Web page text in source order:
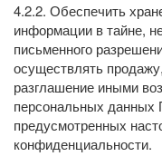
4.2.2. Обеспечить
информации в тайне,
письменного
осуществлять
разглашение иными
персональных данных
предусмотренных
конфиденциальности.